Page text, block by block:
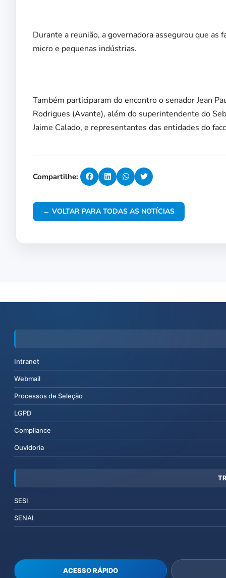
Durante a reunião, a governadora assegurou que as
micro e pequenas indústrias.
Também participaram do encontro o senador Jean
Rodrigues (Avante), além do superintendente do
Jaime Calado, e representantes das entidades do
Compartilhe:
← VOLTAR PARA TODAS AS NOTÍCIAS
Intranet
Webmail
Processos de Seleção
LGPD
Compliance
Ouvidoria
SESI
SENAI
ACESSO RÁPIDO